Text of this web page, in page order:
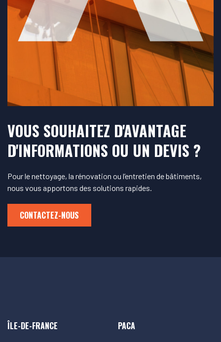
VOUS SOUHAITEZ D'AVANTAGE
D'INFORMATIONS OU UN DEVIS ?
Pour le nettoyage, la rénovation ou l’entretien de bâtiments,
nous vous apportons des solutions rapides.
CONTACTEZ-NOUS
ÎLE-DE-FRANCE PACA